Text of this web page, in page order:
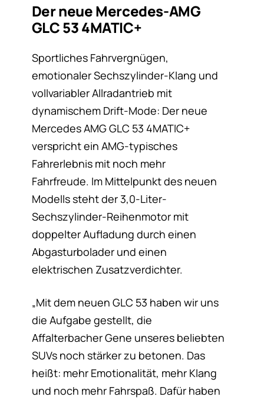
Der neue Mercedes-AMG
GLC 53 4MATIC+
Sportliches Fahrvergnügen,
emotionaler Sechszylinder-Klang und
vollvariabler Allradantrieb mit
dynamischem Drift-Mode: Der neue
Mercedes AMG GLC 53 4MATIC+
verspricht ein AMG-typisches
Fahrerlebnis mit noch mehr
Fahrfreude. Im Mittelpunkt des neuen
Modells steht der 3,0-Liter-
Sechszylinder-Reihenmotor mit
doppelter Aufladung durch einen
Abgasturbolader und einen
elektrischen Zusatzverdichter.
„Mit dem neuen GLC 53 haben wir uns
die Aufgabe gestellt, die
Affalterbacher Gene unseres beliebten
SUVs noch stärker zu betonen. Das
heißt: mehr Emotionalität, mehr Klang
und noch mehr Fahrspaß. Dafür haben